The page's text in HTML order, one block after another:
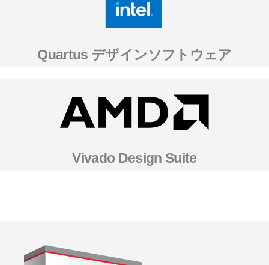
Quartus デザインソフトウェア
Vivado Design Suite